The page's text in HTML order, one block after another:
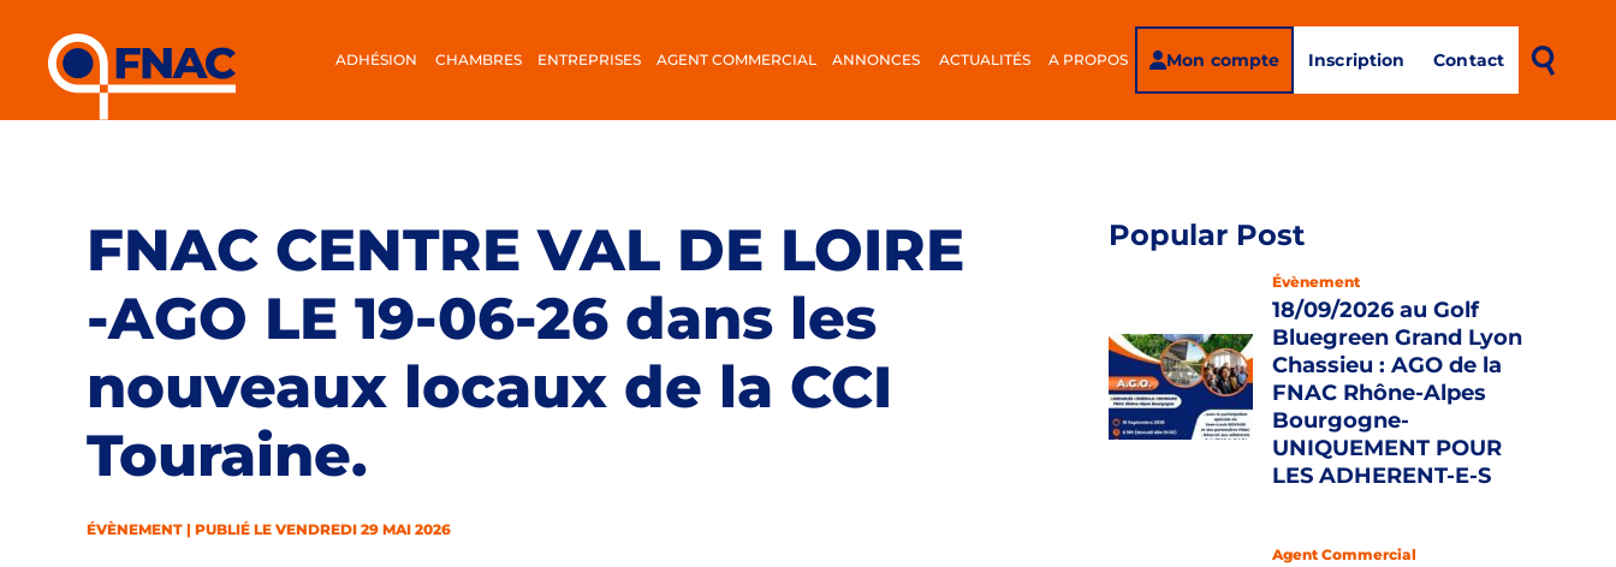
ADHÉSION CHAMBRES ENTREPRISES AGENT COMMERCIAL ANNONCES ACTUALITÉS A PROPOS Mon compte Inscription Contact
FNAC CENTRE VAL DE LOIRE
-AGO LE 19-06-26 dans les
nouveaux locaux de la CCI
Touraine.
ÉVÈNEMENT | PUBLIÉ LE VENDREDI 29 MAI 2026
Popular Post
Évènement
18/09/2026 au Golf
Bluegreen Grand Lyon
Chassieu : AGO de la
FNAC Rhône-Alpes
Bourgogne-
UNIQUEMENT POUR
LES ADHERENT-E-S
Agent Commercial